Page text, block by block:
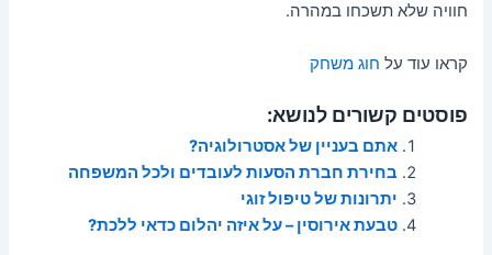
חוויה שלא תשכחו במהרה.
קראו עוד על חוג משחק
פוסטים קשורים לנושא:
אתם בעניין של אסטרולוגיה?
בחירת חברת הסעות לעובדים ולכל המשפחה
יתרונות של טיפול זוגי
טבעת אירוסין – על איזה יהלום כדאי ללכת?